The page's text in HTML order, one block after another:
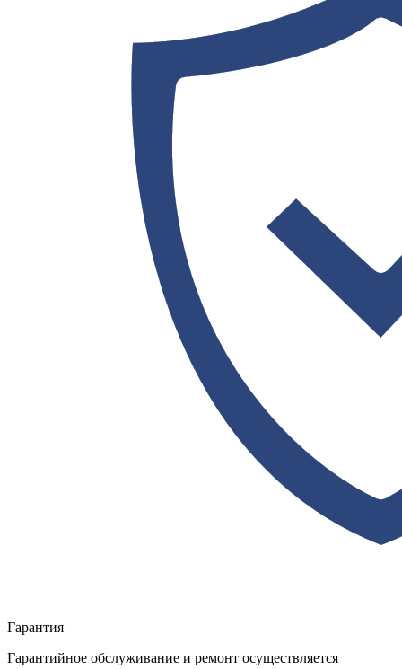
Гарантия
Гарантийное обслуживание и ремонт осуществляется